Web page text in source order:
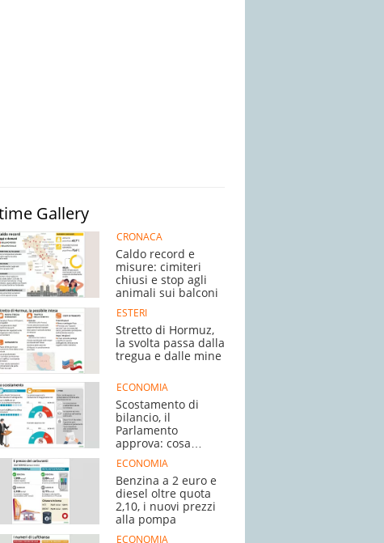
Gallery
CRONACA
Caldo record e
misure: cimiteri
chiusi e stop agli
animali sui balconi
ESTERI
Stretto di Hormuz,
la svolta passa dalla
tregua e dalle mine
ECONOMIA
Scostamento di
bilancio, il
Parlamento
approva: cosa
succede adesso
ECONOMIA
Benzina a 2 euro e
diesel oltre quota
2,10, i nuovi prezzi
alla pompa
ECONOMIA